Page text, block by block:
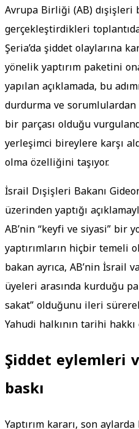
Avrupa Birliği (AB) dışişleri
gerçekleştirdikleri
Şeria’da şiddet olaylarına
yönelik yaptırım paketini
yapılan açıklamada, bu
durdurma ve sorumlulardan
bir parçası olduğu
yerleşimci bireylere karşı
olma özelliğini taşıyor.
İsrail Dışişleri Bakanı
üzerinden yaptığı
AB’nin “keyfi ve siyasi” bir
yaptırımların hiçbir temeli
bakan ayrıca, AB’nin İsrail
üyeleri arasında kurduğu
sakat” olduğunu ileri
Yahudi halkının tarihi
Şiddet eylemleri
baskı
Yaptırım kararı, son